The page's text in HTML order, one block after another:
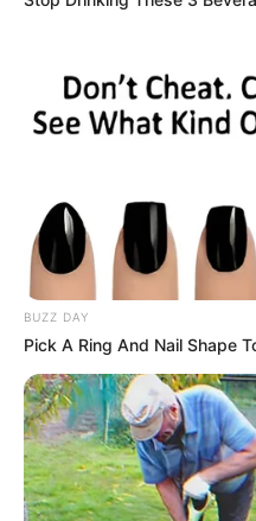
14 COSMO BEAU
Le Couplé du
8 –
Stop ou Encore!
Notre rubrique « le
chevaux » s’affichera
plébiscitée sur les
les icônes ci-dessus.
BUZZ DAY
Pick A Ring And Nail Shape